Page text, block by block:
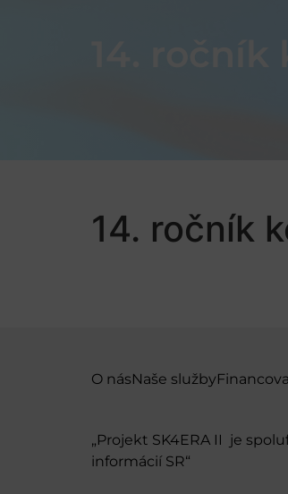
14.
14. ročník
O násNaše služby
„Projekt SK4ERA II je
informácií SR“